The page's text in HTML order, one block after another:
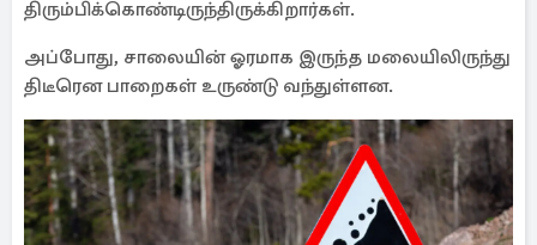
திரும்பிக்கொண்டிருந்திருக்கிறார்கள்.
அப்போது, சாலையின் ஓரமாக இருந்த மலையிலிருந்து
திடீரென பாறைகள் உருண்டு வந்துள்ளன.